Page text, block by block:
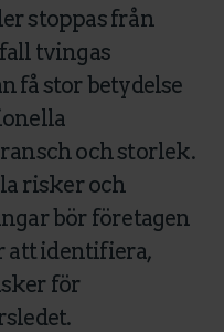
stoppas från
tvingas
få stor betydelse
och storlek.
risker och
bör företagen
att identifiera,
för